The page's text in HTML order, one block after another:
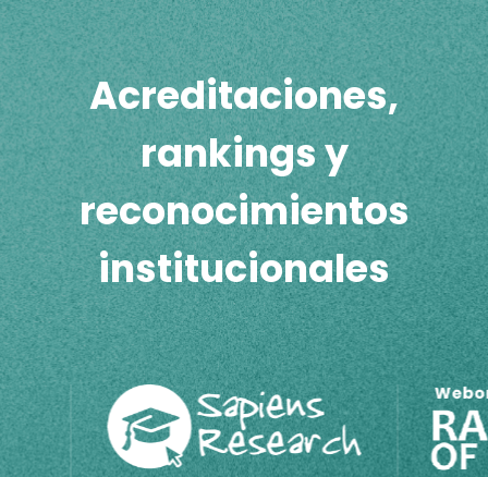
Acreditaciones,
rankings y
reconocimientos
institucionales